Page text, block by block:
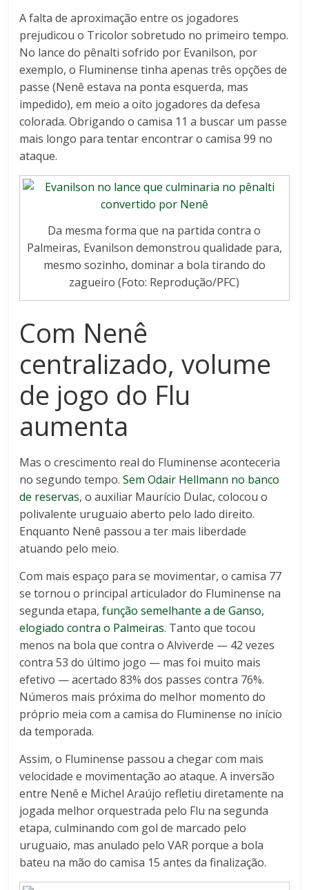
A falta de aproximação entre os jogadores
prejudicou o Tricolor sobretudo no primeiro tempo.
No lance do pênalti sofrido por Evanilson, por
exemplo, o Fluminense tinha apenas três opções de
passe (Nenê estava na ponta esquerda, mas
impedido), em meio a oito jogadores da defesa
colorada. Obrigando o camisa 11 a buscar um passe
mais longo para tentar encontrar o camisa 99 no
ataque.
Da mesma forma que na partida contra o
Palmeiras, Evanilson demonstrou qualidade para,
mesmo sozinho, dominar a bola tirando do
zagueiro (Foto: Reprodução/PFC)
Com Nenê
centralizado, volume
de jogo do Flu
aumenta
Mas o crescimento real do Fluminense aconteceria
no segundo tempo. Sem Odair Hellmann no banco
de reservas, o auxiliar Maurício Dulac, colocou o
polivalente uruguaio aberto pelo lado direito.
Enquanto Nenê passou a ter mais liberdade
atuando pelo meio.
Com mais espaço para se movimentar, o camisa 77
se tornou o principal articulador do Fluminense na
segunda etapa,função semelhante a de Ganso,
elogiado contra o Palmeiras. Tanto que tocou
menos na bola que contra o Alviverde — 42 vezes
contra 53 do último jogo — mas foi muito mais
efetivo — acertado 83% dos passes contra 76%.
Números mais próxima do melhor momento do
próprio meia com a camisa do Fluminense no início
da temporada.
Assim, o Fluminense passou a chegar com mais
velocidade e movimentação ao ataque. A inversão
entre Nenê e Michel Araújo refletiu diretamente na
jogada melhor orquestrada pelo Flu na segunda
etapa, culminando com gol de marcado pelo
uruguaio, mas anulado pelo VAR porque a bola
bateu na mão do camisa 15 antes da finalização.